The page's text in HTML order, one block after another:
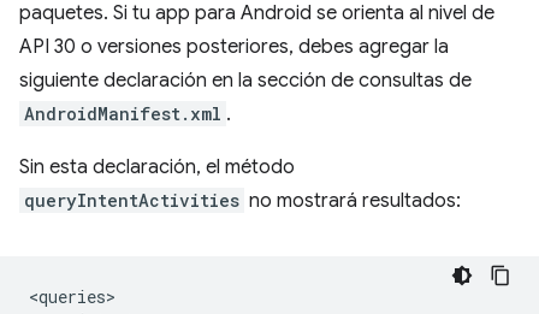
paquetes. Si tu app para Android se orienta al nivel de
API 30 o versiones posteriores, debes agregar la
siguiente declaración en la sección de consultas de
AndroidManifest.xml .
Sin esta declaración, el método
queryIntentActivities no mostrará resultados: